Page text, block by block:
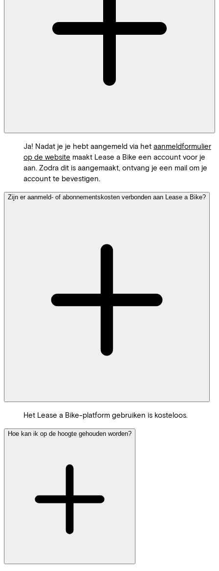
Ja! Nadat je je hebt aangemeld via het aanmeldformulier
op de website maakt Lease a Bike een account voor je
aan. Zodra dit is aangemaakt, ontvang je een mail om je
account te bevestigen.
Zijn er aanmeld- of abonnementskosten verbonden aan Lease a Bike?
Het Lease a Bike-platform gebruiken is kosteloos.
Hoe kan ik op de hoogte gehouden worden?